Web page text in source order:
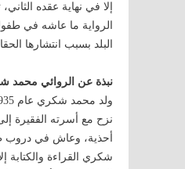
إلا في نهاية عقده
الرواية ما عاشه في
البلد بسبب انتشارها
نبذة عن الروائي محمد
أحذية، وعاش في دروب